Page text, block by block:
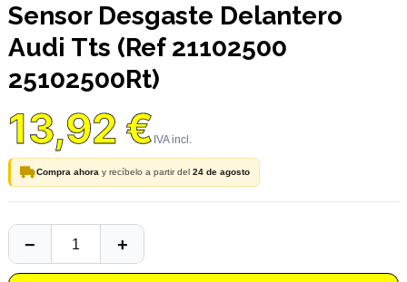
Sensor Desgaste Delantero
Audi Tts (Ref 21102500
25102500Rt)
13,92 €
Compra ahora y recíbelo a partir del 24 de agosto